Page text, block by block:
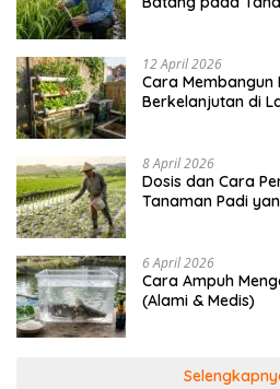
12 April 2026
Cara Membangun
Berkelanjutan di
8 April 2026
Dosis dan Cara
Tanaman Padi
6 April 2026
Cara Ampuh
(Alami & Medis)